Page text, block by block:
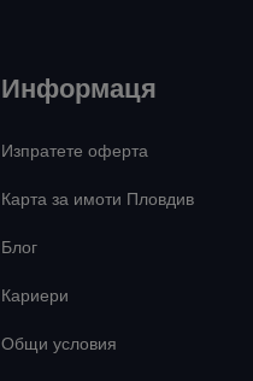
Информаця
Изпратете оферта
Карта за имоти Пловдив
Блог
Кариери
Общи условия